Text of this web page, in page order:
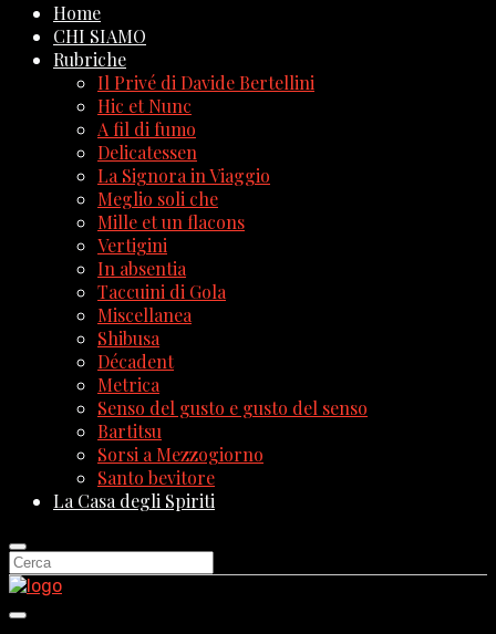
Home
CHI SIAMO
Rubriche
Il Privé di Davide Bertellini
Hic et Nunc
A fil di fumo
Delicatessen
La Signora in Viaggio
Meglio soli che
Mille et un flacons
Vertigini
In absentia
Taccuini di Gola
Miscellanea
Shibusa
Décadent
Metrica
Senso del gusto e gusto del senso
Bartitsu
Sorsi a Mezzogiorno
Santo bevitore
La Casa degli Spiriti